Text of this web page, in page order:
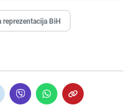
reprezentacija BiH